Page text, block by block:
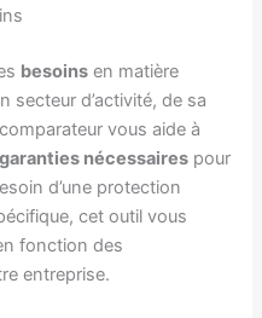
besoins en matière
secteur d’activité, de sa
vous aide à
garanties nécessaires pour
d’une protection
cet outil vous
fonction des
entreprise.